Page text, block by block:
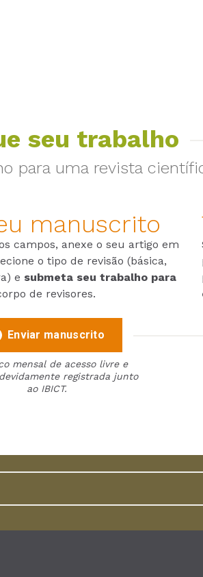
seu trabalho
para uma revista
manuscrito
campos, anexe o seu artigo em
o tipo de revisão (básica,
e submeta seu trabalho para
de revisores.
Enviar manuscrito
mensal de acesso livre e
registrada junto
ao IBICT.